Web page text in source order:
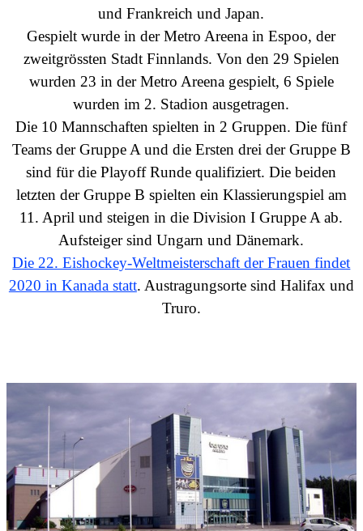
und Frankreich undJapan.
Gespielt wurde in der Metro Areena in Espoo, der
zweitgrössten Stadt Finnlands. Von den 29 Spielen
wurden 23 in der Metro Areena gespielt, 6 Spiele
wurden im 2. Stadion ausgetragen.
Die 10 Mannschaften spielten in 2 Gruppen. Die fünf
Teams der Gruppe A und die Ersten drei der Gruppe B
sind für die Playoff Runde qualifiziert. Die beiden
letzten der Gruppe B spielten ein Klassierungspiel am
11. April und steigen in dieDivision I Gruppe A ab.
Aufsteiger sind Ungarn und Dänemark.
Die 22. Eishockey-Weltmeisterschaft der Frauen findet
2020 in Kanada statt. Austragungsorte sind Halifax und
Truro.